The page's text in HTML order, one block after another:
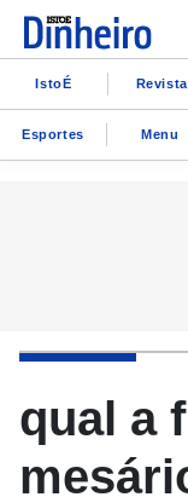
IstoÉ Revista
Esportes Menu
qual a